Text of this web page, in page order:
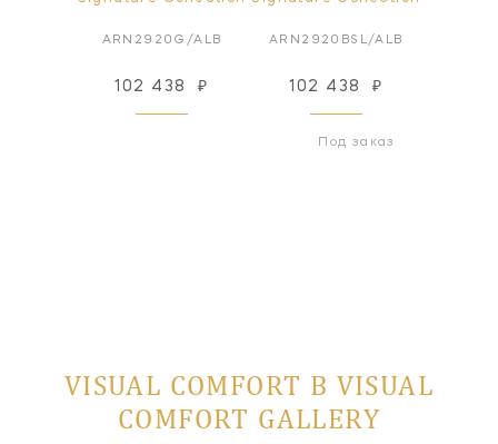
ARN2920G/ALB
102 438 ₽
ARN2920BSL/ALB
102 438 ₽
Под заказ
VISUAL COMFORT В VISUAL
COMFORT GALLERY